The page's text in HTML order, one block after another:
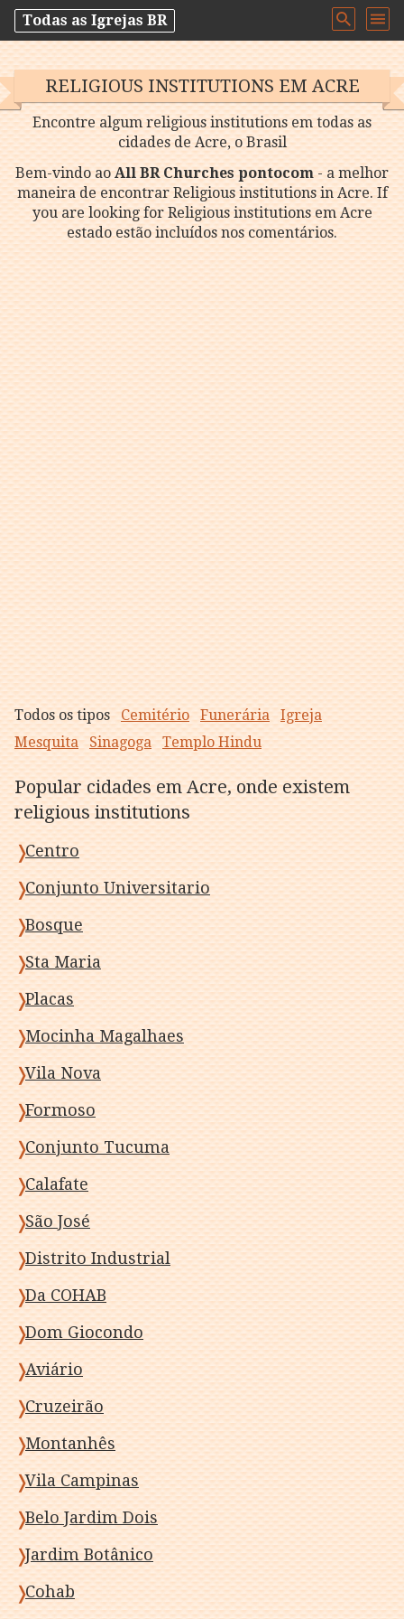
Todas as Igrejas BR
RELIGIOUS INSTITUTIONS EM ACRE
Encontre algum religious institutions em todas as
cidades de Acre, o Brasil
Bem-vindo aoAll BR Churches pontocom- a melhor
maneira de encontrar Religious institutions in Acre. If
you are looking for Religious institutions em Acre
estado estão incluídos nos comentários.
Todos os tipos Cemitério Funerária
Igreja
Mesquita
Sinagoga Templo Hindu
Popular cidades em Acre, onde existem
religious institutions
Centro
Conjunto Universitario
Bosque
Sta Maria
Placas
Mocinha Magalhaes
Vila Nova
Formoso
Conjunto Tucuma
Calafate
São José
Distrito Industrial
Da COHAB
Dom Giocondo
Aviário
Cruzeirão
Montanhês
Vila Campinas
Belo Jardim Dois
Jardim Botânico
Cohab